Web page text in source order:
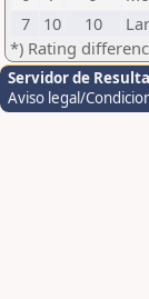
7
10 10
*) Rating
Servidor de
Aviso legal/